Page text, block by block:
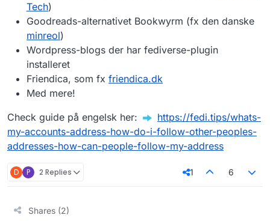
Tech)
Goodreads-alternativet Bookwyrm (fx den danske
minreol)
Wordpress-blogs der har fediverse-plugin
installeret
Friendica, som fx friendica.dk
Med mere!
Check guide på engelsk her:
https://fedi.tips/whats-
my-accounts-address-how-do-i-follow-other-peoples-
addresses-how-can-people-follow-my-address
D P 2 Replies 1 6
Shares (2)